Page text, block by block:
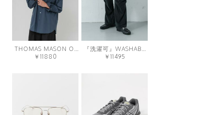
THOMAS MASON OVER SHIRTS
￥11880
『洗濯可』WASHABLE CUPRO OVER PANTS
￥11495